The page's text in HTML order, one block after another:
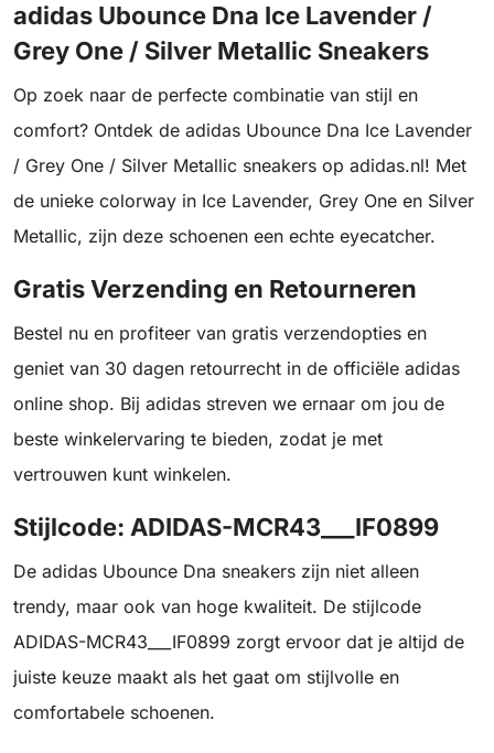
adidas Ubounce Dna Ice Lavender /
Grey One / Silver Metallic Sneakers
Op zoek naar de perfecte combinatie van stijl en
comfort? Ontdek de adidas Ubounce Dna Ice Lavender
/ Grey One / Silver Metallic sneakers op adidas.nl! Met
de unieke colorway in Ice Lavender, Grey One en Silver
Metallic, zijn deze schoenen een echte eyecatcher.
Gratis Verzending en Retourneren
Bestel nu en profiteer van gratis verzendopties en
geniet van 30 dagen retourrecht in de officiële adidas
online shop. Bij adidas streven we ernaar om jou de
beste winkelervaring te bieden, zodat je met
vertrouwen kunt winkelen.
Stijlcode: ADIDAS-MCR43___IF0899
De adidas Ubounce Dna sneakers zijn niet alleen
trendy, maar ook van hoge kwaliteit. De stijlcode
ADIDAS-MCR43___IF0899 zorgt ervoor dat je altijd de
juiste keuze maakt als het gaat om stijlvolle en
comfortabele schoenen.